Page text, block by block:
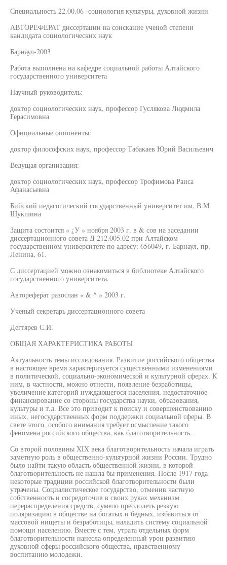
Специальность 22.00.06 -социология культуры, духовной жизни
АВТОРЕФЕРАТ диссертации на соискание ученой степени
кандидата социологических наук
Барнаул-2003
Работа выполнена на кафедре социальной работы Алтайского
государственного университета
Научный руководитель:
доктор социологических наук, профессор Гуслякова Людмила
Герасимовна
Официальные оппоненты:
доктор философских наук, профессор Табакаев Юрий Васильевич
Ведущая организация:
доктор социологических наук, профессор Трофимова Раиса
Афанасьевна
Бийский педагогический государственный университет им. В.М.
Шукшина
Защита состоится « ¿У » ноября 2003 г. в & сов на заседании
диссертационного совета Д 212.005.02 при Алтайском
государственном университете по адресу: 656049, г. Барнаул, пр.
Ленина, 61.
С диссертацией можно ознакомиться в библиотеке Алтайского
государственного университета.
Автореферат разослан « & ^ » 2003 г.
Ученый секретарь диссертационного совета
Дегтярев С.И.
ОБЩАЯ ХАРАКТЕРИСТИКА РАБОТЫ
Актуальность темы исследования. Развитие российского общества
в настоящее время характеризуется существенными изменениями
в политической, социально-экономической и культурной сферах. К
ним, в частности, можно отнести, появление безработицы,
увеличение категорий нуждающегося населения, недостаточное
финансирование со стороны государства науки, образования,
культуры и т.д. Все это приводит к поиску и совершенствованию
иных, негосударственных форм поддержки социальной сферы. В
свете этого, особого внимания требует осмысление такого
феномена российского общества, как благотворительность.
Со второй половины XIX века благотворительность начала играть
заметную роль в общественно-культурной жизни России. Трудно
было найти такую область общественной жизни, в которой
благотворительность не нашла бы применения. После 1917 года
некоторые традиции российской благотворительности были
утрачены. Социалистическое государство, отменив частную
собственность и сосредоточив в своих руках механизм
перераспределения средств, сумело преодолеть резкую
поляризацию в обществе на богатых и бедных, избавиться от
массовой нищеты и безработицы, наладить систему социальной
помощи населению. Вместе с тем, утрата отдельных форм
благотворительности нанесла определенный урон развитию
духовной сферы российского общества, нравственному
воспитанию молодежи.